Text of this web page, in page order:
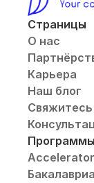
Страницы
О нас
Карьера
Наш блог
Программы